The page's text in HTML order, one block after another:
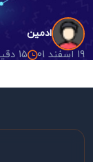
ادمین
19 اسفند 01 15 دقیقه دقیقه مطالعه